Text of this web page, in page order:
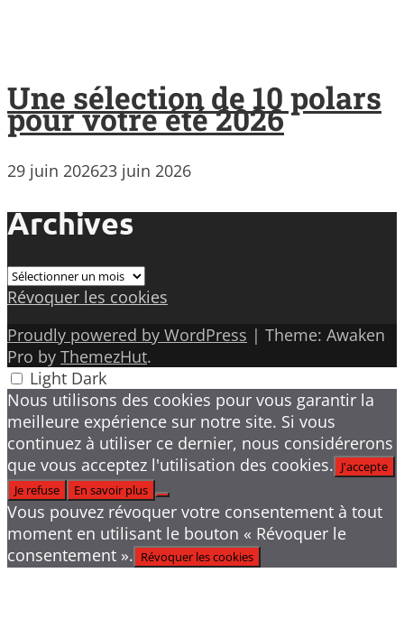
Une sélection de 10 polars
pour votre été 2026
29 juin 202623 juin 2026
Archives
Archives
Révoquer les cookies
Proudly powered by WordPress | Theme: Awaken
Pro by ThemezHut.
Light Dark
Nous utilisons des cookies pour vous garantir la
meilleure expérience sur notre site. Si vous
continuez à utiliser ce dernier, nous considérerons
que vous acceptez l'utilisation des cookies. J'accepte
Je refuse
En savoir plus
Vous pouvez révoquer votre consentement à tout
moment en utilisant le bouton « Révoquer le
consentement ». Révoquer les cookies